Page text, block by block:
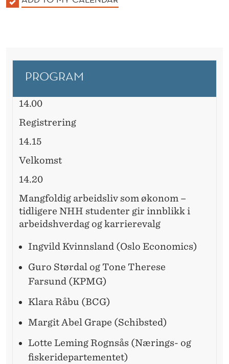
PROGRAM
14.00
Registrering
14.15
Velkomst
14.20
Mangfoldig arbeidsliv som økonom –
tidligere NHH studenter gir innblikk i
arbeidshverdag og karrierevalg
Ingvild Kvinnsland (Oslo Economics)
Guro Størdal og Tone Therese
Farsund (KPMG)
Klara Råbu (BCG)
Margit Abel Grape (Schibsted)
Lotte Leming Rognsås (Nærings- og
fiskeridepartementet)